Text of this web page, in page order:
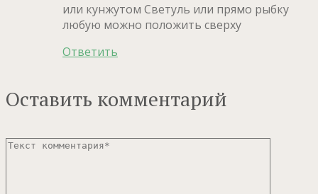
или кунжутом Светуль или прямо рыбку
любую можно положить сверху
Ответить
Оставить комментарий